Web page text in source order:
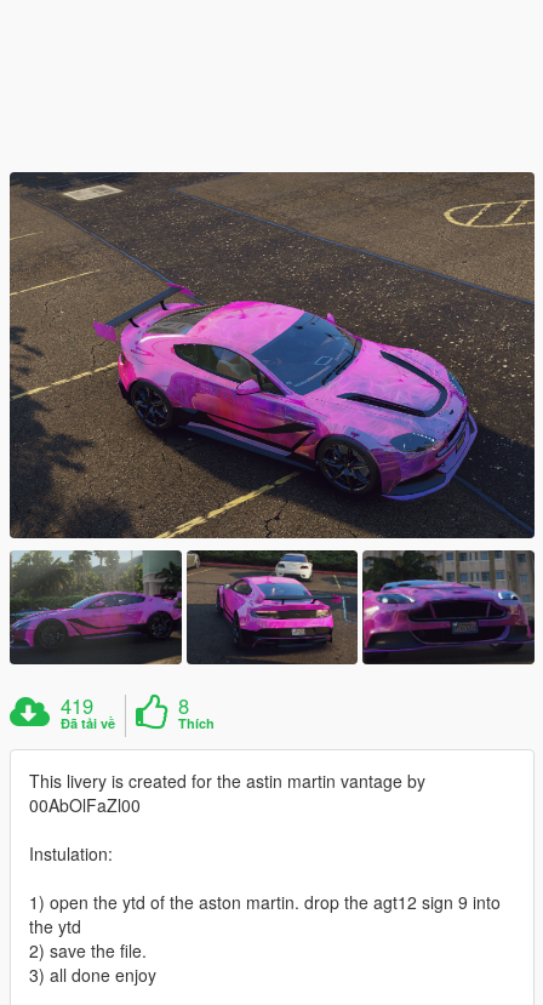
419
Đã tải về
8
Thích
This livery is created for the astin martin vantage by
00AbOlFaZl00
Instulation:
1) open the ytd of the aston martin. drop the agt12 sign 9 into
the ytd
2) save the file.
3) all done enjoy